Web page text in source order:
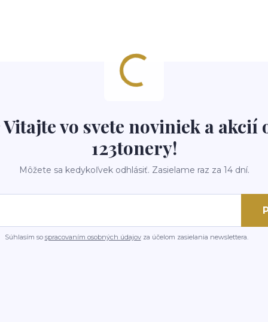
Vitajte vo svete noviniek a akcií
123tonery!
Môžete sa kedykoľvek odhlásiť. Zasielame raz za 14 dní.
Súhlasím so spracovaním osobných údajovza účelom zasielania newslettera.